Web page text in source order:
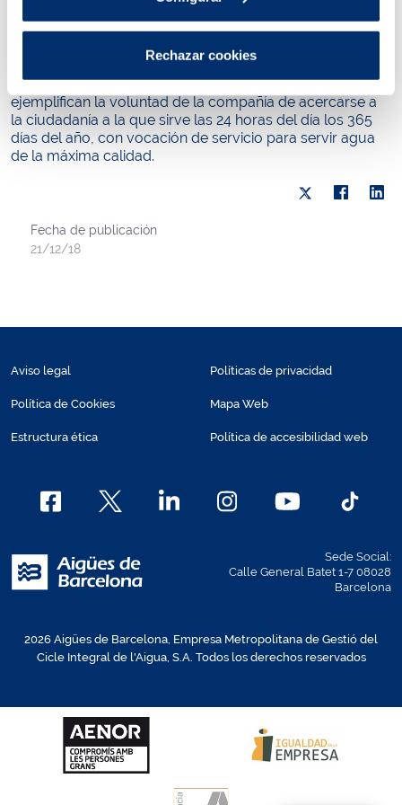
Rechazar cookies
municipios metropolitanos dan continuidad a las que se
llevaron a cabo a finales del año pasado y principios de
éste a cada distrito de Barcelona, ¿¿que se convirtieron
en actos de reivindicación del hecho de ser de barrio, y
ejemplifican la voluntad de la compañía de acercarse a
la ciudadanía a la que sirve las 24 horas del día los 365
días del año, con vocación de servicio para servir agua
de la máxima calidad.
Fecha de publicación
21/12/18
Aviso legal
Política de Cookies
Estructura ética
Políticas de privacidad
Mapa Web
Política de accesibilidad web
Sede Social:
Calle General Batet 1-7 08028
Barcelona
2026 Aigües de Barcelona, Empresa Metropolitana de Gestió del
Cicle Integral de l'Aigua, S.A. Todos los derechos reservados